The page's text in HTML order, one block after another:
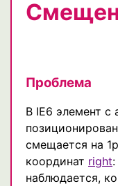
Проблема
В IE6 элемент с
смещается на
координат right
наблюдается,